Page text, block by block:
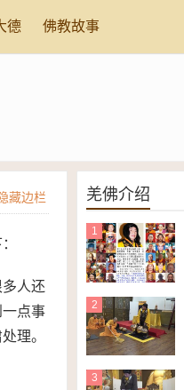
德 佛教故事
藏边栏
人还
点事
理。
羌佛介绍
1
2
3